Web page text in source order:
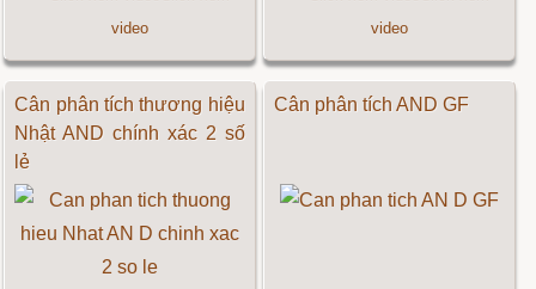
video
video
Cân phân tích thương hiệu
Nhật AND chính xác 2 số
lẻ
Cân phân tích AND GF